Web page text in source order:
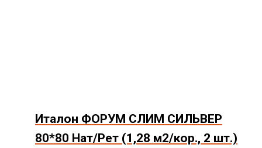
Италон ФОРУМ СЛИМ СИЛЬВЕР
80*80 Нат/Рет (1,28 м2/кор., 2 шт.)